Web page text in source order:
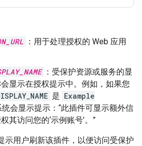
：用于处理授权的 Web 应用
：受保护资源或服务的显
显示在授权提示中。例如，如果您
是 Example
统会显示提示：“此插件可显示额外信
其访问您的‘示例账号’。”
示用户刷新该插件，以便访问受保护